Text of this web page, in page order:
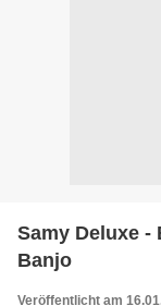
Samy Deluxe
Banjo
Veröffentlicht am